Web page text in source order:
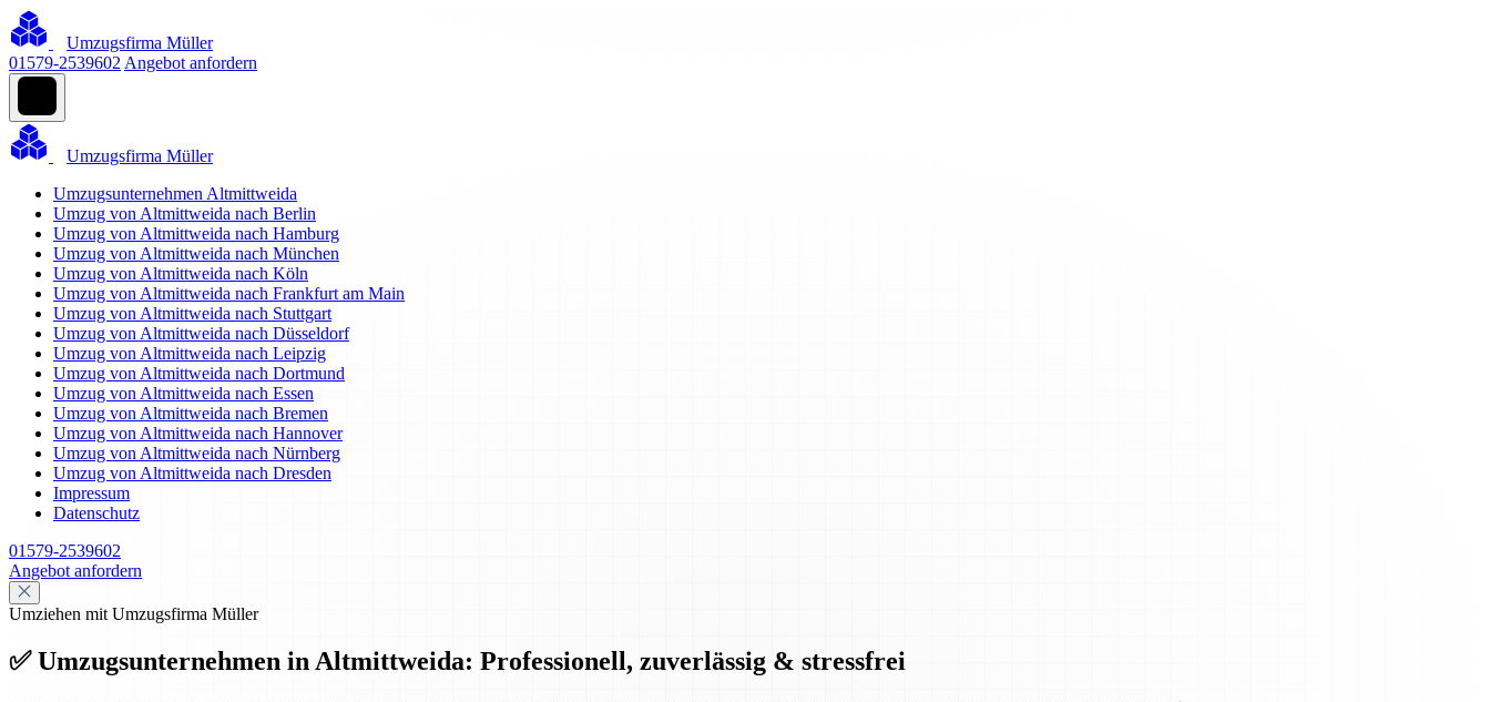
Umzugsfirma Müller
01579-2539602 Angebot anfordern
Umzugsfirma Müller
Umzugsunternehmen Altmittweida
Umzug von Altmittweida nach Berlin
Umzug von Altmittweida nach Hamburg
Umzug von Altmittweida nach München
Umzug von Altmittweida nach Köln
Umzug von Altmittweida nach Frankfurt am Main
Umzug von Altmittweida nach Stuttgart
Umzug von Altmittweida nach Düsseldorf
Umzug von Altmittweida nach Leipzig
Umzug von Altmittweida nach Dortmund
Umzug von Altmittweida nach Essen
Umzug von Altmittweida nach Bremen
Umzug von Altmittweida nach Hannover
Umzug von Altmittweida nach Nürnberg
Umzug von Altmittweida nach Dresden
Impressum
Datenschutz
01579-2539602
Angebot anfordern
Umziehen mit Umzugsfirma Müller
✅ Umzugsunternehmen in Altmittweida: Professionell, zuverlässig & stressfrei